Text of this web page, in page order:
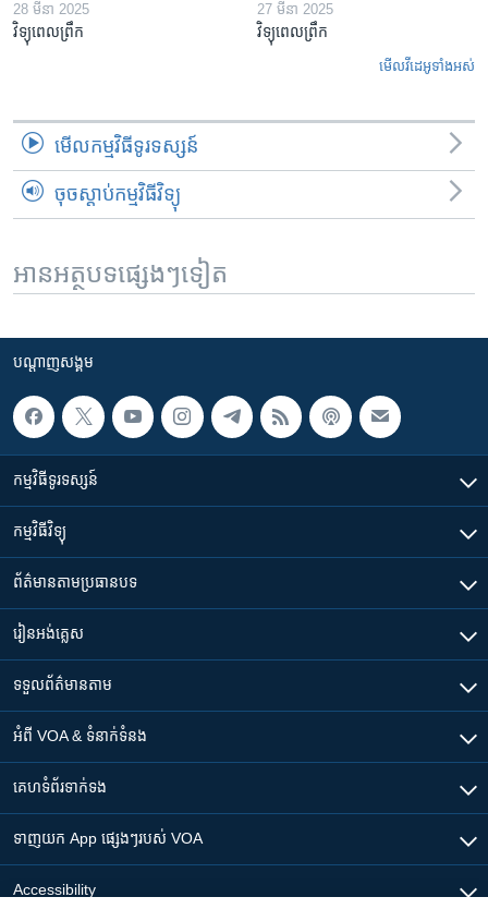
28 មីនា 2025
វិទ្យុពេលព្រឹក
27 មីនា 2025
វិទ្យុពេលព្រឹក
មើល​វីដេអូ​ទាំង​អស់
មើល​កម្មវិធី​ទូរទស្សន៍
ចុចស្តាប់កម្មវិធីវិទ្យុ
អានអត្ថបទផ្សេងៗទៀត
បណ្តាញ​សង្គម
កម្មវិធី​ទូរទស្សន៍
កម្មវិធី​វិទ្យុ
ព័ត៌មាន​តាមប្រធានបទ​
រៀន​​អង់គ្លេស
ទទួល​ព័ត៌មាន​តាម
អំពី​ VOA & ទំនាក់ទំនង
គេហទំព័រ​​ទាក់ទង
ទាញយក​ App ផ្សេងៗ​របស់​ VOA
Accessibility